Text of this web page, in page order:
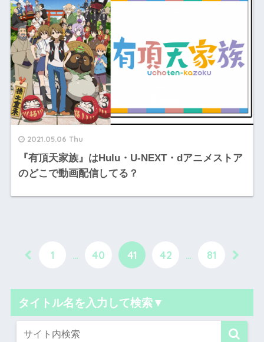
2021.05.06 Thu
『有頂天家族』はHulu・U-NEXT・dアニメストア
のどこで動画配信してる？
1 … 40 41 42 … 81
タイトル名を入力して検索▼